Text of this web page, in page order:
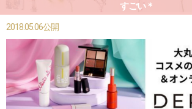
すごい＊
2018.05.06公開